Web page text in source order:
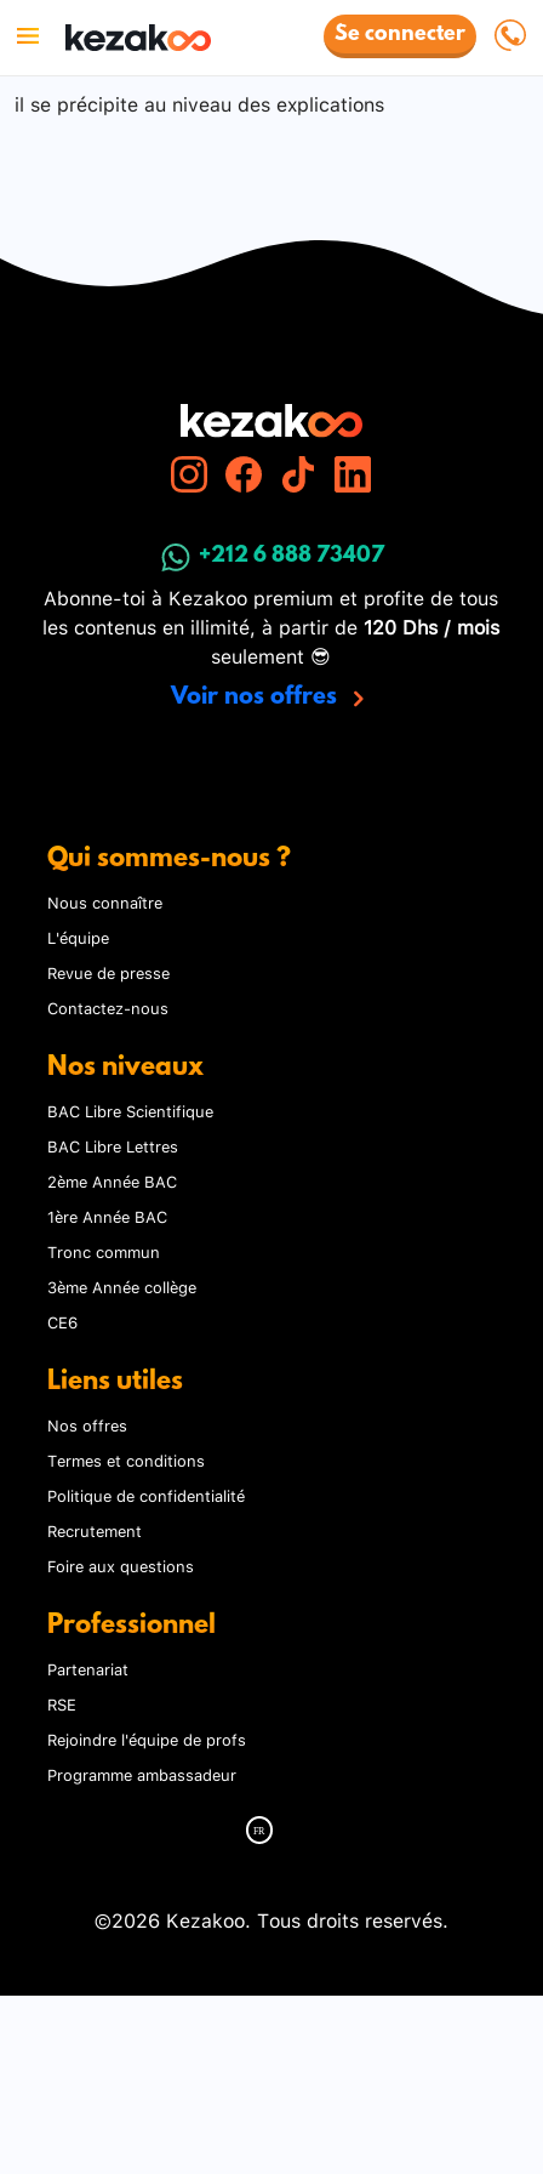
Se connecter
il se précipite au niveau des explications
+212 6 888 73407
Abonne-toi à Kezakoo premium et profite de tous
les contenus en illimité, à partir de 120 Dhs / mois
seulement 😎
Voir nos offres
Qui sommes-nous ?
Nous connaître
L'équipe
Revue de presse
Contactez-nous
Nos niveaux
BAC Libre Scientifique
BAC Libre Lettres
2ème Année BAC
1ère Année BAC
Tronc commun
3ème Année collège
CE6
Liens utiles
Nos offres
Termes et conditions
Politique de confidentialité
Recrutement
Foire aux questions
Professionnel
Partenariat
RSE
Rejoindre l'équipe de profs
Programme ambassadeur
©2026 Kezakoo. Tous droits reservés.